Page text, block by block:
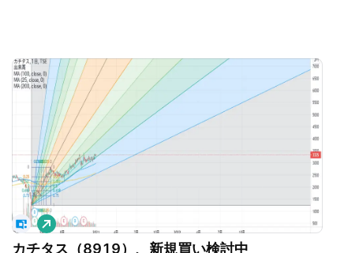
カチタス（8919）、新規買い検討中
ロ
ン
グ